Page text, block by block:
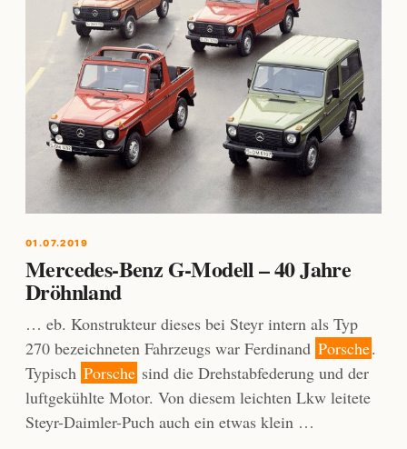
01.07.2019
Mercedes-Benz G-Modell – 40 Jahre
Dröhnland
… eb. Konstrukteur dieses bei Steyr intern als Typ
270 bezeichneten Fahrzeugs war Ferdinand Porsche.
Typisch Porsche sind die Drehstabfederung und der
luftgekühlte Motor. Von diesem leichten Lkw leitete
Steyr-Daimler-Puch auch ein etwas klein …